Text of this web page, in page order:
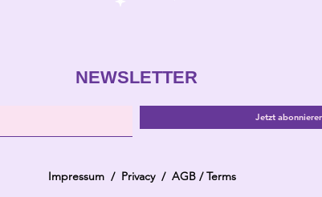
NEWSLETTER
Jetzt
Impressum / Privacy/ AGB /Terms